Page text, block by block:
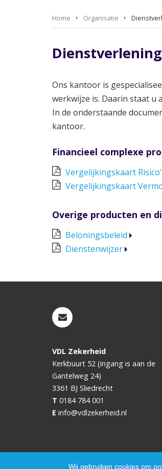
Wij gebruiken cookies om
Home Organisatie
Dienstverlening
Ons kantoor is
werkwijze is. Daarin staat u
In de onderstaande
kantoor.
Financieel complexe
Vergelijkingskaart
Vergelijkingskaart
Overige producten en
Beloningsbeleid
Dienstenwijzer
VDL Zekerheid
Kerkbuurt 52 (ingang is aan de
Gantelweg 24)
3361 BJ Sliedrecht
T 0184 784 001
E info@vdlzekerheid.nl